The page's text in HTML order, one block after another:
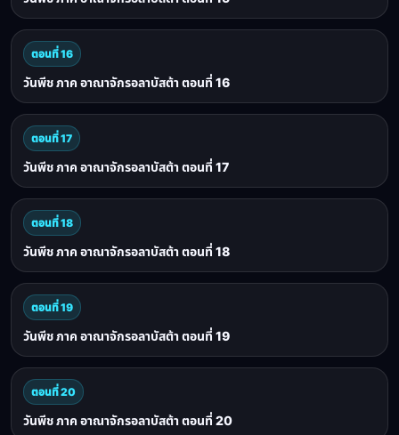
ตอนที่ 16
วันพีช ภาค อาณาจักรอลาบัสต้า ตอนที่ 16
ตอนที่ 17
วันพีช ภาค อาณาจักรอลาบัสต้า ตอนที่ 17
ตอนที่ 18
วันพีช ภาค อาณาจักรอลาบัสต้า ตอนที่ 18
ตอนที่ 19
วันพีช ภาค อาณาจักรอลาบัสต้า ตอนที่ 19
ตอนที่ 20
วันพีช ภาค อาณาจักรอลาบัสต้า ตอนที่ 20